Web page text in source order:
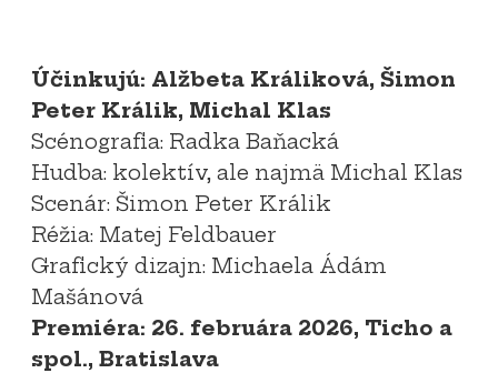
Účinkujú: Alžbeta Králiková, Šimon
Peter Králik, Michal Klas
Scénografia: Radka Baňacká
Hudba: kolektív, ale najmä Michal Klas
Scenár: Šimon Peter Králik
Réžia: Matej Feldbauer
Grafický dizajn: Michaela Ádám
Mašánová
Premiéra: 26. februára 2026, Ticho a
spol., Bratislava